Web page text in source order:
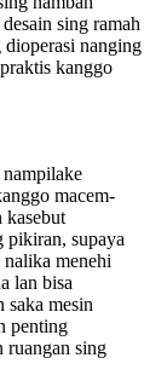
sing ramah
dioperasi nanging
kanggo
nampilake
macem-
kasebut
pikiran, supaya
menehi
lan bisa
saka mesin
penting
ruangan sing